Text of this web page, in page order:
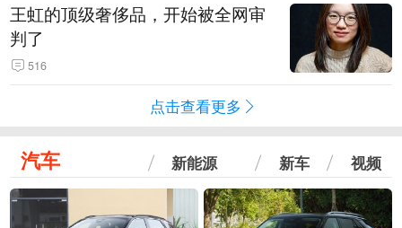
王虹的顶级奢侈品，开始被全网审
判了
516
点击查看更多
汽车 新能源 新车 视频